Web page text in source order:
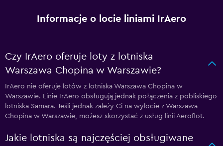
Informacje o locie liniami IrAero
Czy IrAero oferuje loty z lotniska
Warszawa Chopina w Warszawie?
IrAero nie oferuje lotów z lotniska Warszawa Chopina w
Warszawie. Linie IrAero obsługują jednak połączenia z pobliskiego
lotniska Samara. Jeśli jednak zależy Ci na wylocie z Warszawa
Chopina w Warszawie, możesz skorzystać z usług linii Aeroflot.
Jakie lotniska są najczęściej obsługiwane